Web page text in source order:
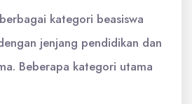
kategori beasiswa
jenjang pendidikan dan
Beberapa kategori utama